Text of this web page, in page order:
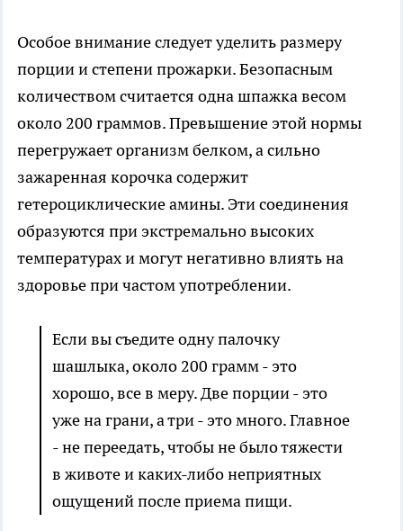
Особое внимание следует уделить размеру
порции и степени прожарки. Безопасным
количеством считается одна шпажка весом
около 200 граммов. Превышение этой нормы
перегружает организм белком, а сильно
зажаренная корочка содержит
гетероциклические амины. Эти соединения
образуются при экстремально высоких
температурах и могут негативно влиять на
здоровье при частом употреблении.
Если вы съедите одну палочку
шашлыка, около 200 грамм - это
хорошо, все в меру. Две порции - это
уже на грани, а три - это много. Главное
- не переедать, чтобы не было тяжести
в животе и каких-либо неприятных
ощущений после приема пищи.